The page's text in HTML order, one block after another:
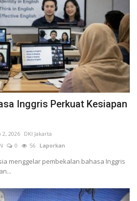
Inggris Perkuat Kesiapan
2, 2026 DKI Jakarta
0 56 Laporkan
menggelar pembekalan bahasa Inggris